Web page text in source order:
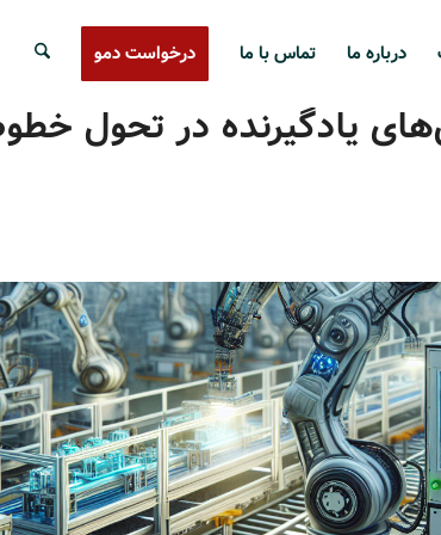
درباره ما تماس با ما درخواست دمو
یادگیرنده در تحول